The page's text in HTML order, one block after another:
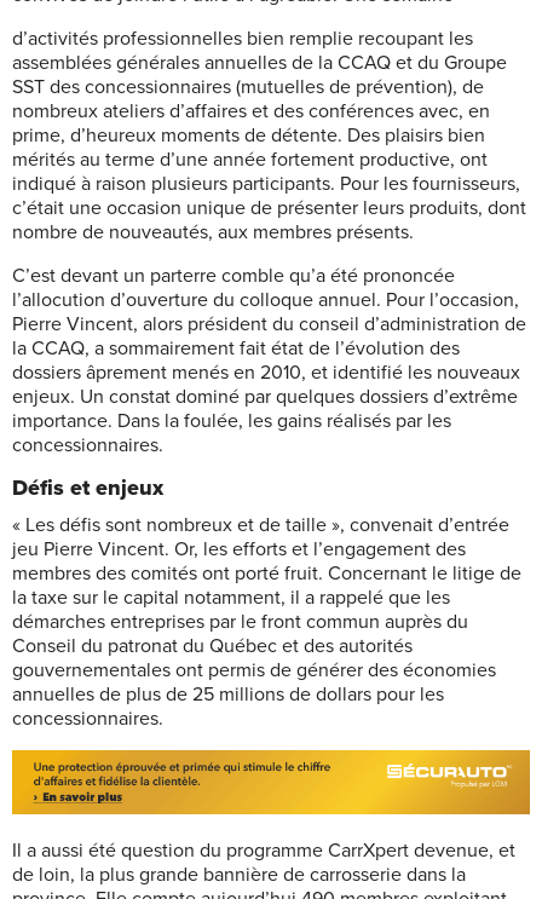
d’activités professionnelles bien remplie recoupant les
assemblées générales annuelles de la CCAQ et du Groupe
SST des concessionnaires (mutuelles de prévention), de
nombreux ateliers d’affaires et des conférences avec, en
prime, d’heureux moments de détente. Des plaisirs bien
mérités au terme d’une année fortement productive, ont
indiqué à raison plusieurs participants. Pour les fournisseurs,
c’était une occasion unique de présenter leurs produits, dont
nombre de nouveautés, aux membres présents.
C’est devant un parterre comble qu’a été prononcée
l’allocution d’ouverture du colloque annuel. Pour l’occasion,
Pierre Vincent, alors président du conseil d’administration de
la CCAQ, a sommairement fait état de l’évolution des
dossiers âprement menés en 2010, et identifié les nouveaux
enjeux. Un constat dominé par quelques dossiers d’extrême
importance. Dans la foulée, les gains réalisés par les
concessionnaires.
Défis et enjeux
« Les défis sont nombreux et de taille », convenait d’entrée
jeu Pierre Vincent. Or, les efforts et l’engagement des
membres des comités ont porté fruit. Concernant le litige de
la taxe sur le capital notamment, il a rappelé que les
démarches entreprises par le front commun auprès du
Conseil du patronat du Québec et des autorités
gouvernementales ont permis de générer des économies
annuelles de plus de 25 millions de dollars pour les
concessionnaires.
Il a aussi été question du programme CarrXpert devenue, et
de loin, la plus grande bannière de carrosserie dans la